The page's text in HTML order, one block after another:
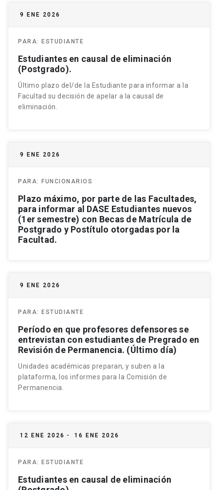
9 ENE 2026
PARA: ESTUDIANTE
Estudiantes en causal de eliminación
(Postgrado).
Último plazo del/de la Estudiante para informar a la
Facultad su decisión de apelar a la causal de
eliminación.
9 ENE 2026
PARA: FUNCIONARIOS
Plazo máximo, por parte de las Facultades,
para informar al DASE Estudiantes nuevos
(1er semestre) con Becas de Matrícula de
Postgrado y Postítulo otorgadas por la
Facultad.
9 ENE 2026
PARA: ESTUDIANTE
Período en que profesores defensores se
entrevistan con estudiantes de Pregrado en
Revisión de Permanencia. (Último día)
Unidades académicas preparan, y suben a la
plataforma, los informes para la Comisión de
Permanencia.
12 ENE 2026 - 16 ENE 2026
PARA: ESTUDIANTE
Estudiantes en causal de eliminación